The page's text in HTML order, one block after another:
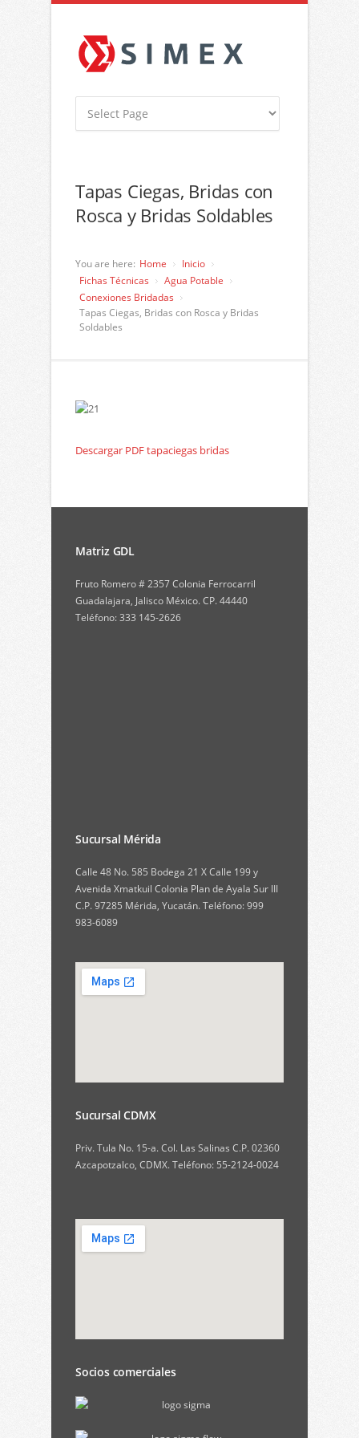
Tapas Ciegas, Bridas con
Rosca y Bridas Soldables
You are here: Home
Inicio
Fichas Técnicas
Agua Potable
Conexiones Bridadas
Tapas Ciegas, Bridas con Rosca y Bridas
Soldables
Descargar PDF tapaciegas bridas
Matriz GDL
Fruto Romero # 2357 Colonia Ferrocarril
Guadalajara, Jalisco México. CP. 44440
Teléfono: 333 145-2626
Sucursal Mérida
Calle 48 No. 585 Bodega 21 X Calle 199 y
Avenida Xmatkuil Colonia Plan de Ayala Sur III
C.P. 97285 Mérida, Yucatán. Teléfono: 999
983-6089
Sucursal CDMX
Priv. Tula No. 15-a. Col. Las Salinas C.P. 02360
Azcapotzalco, CDMX. Teléfono: 55-2124-0024
Socios comerciales